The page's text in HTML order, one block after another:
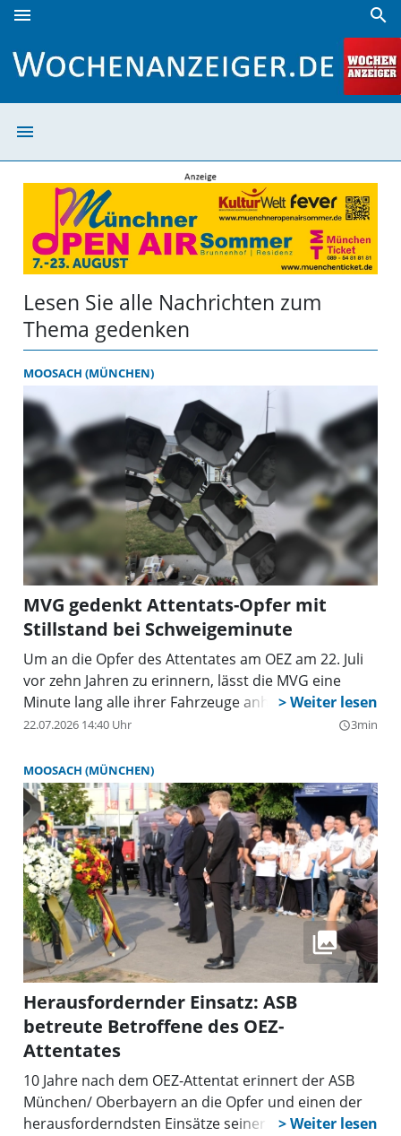
menu search
menu
Lesen Sie alle Nachrichten zum
Thema gedenken
MOOSACH (MÜNCHEN)
MVG gedenkt Attentats-Opfer mit
Stillstand bei Schweigeminute
Um an die Opfer des Attentates am OEZ am 22. Juli
vor zehn Jahren zu erinnern, lässt die MVG eine
Minute lang alle ihrer Fahrzeuge anhalten.
22.07.2026 14:40 Uhr query_builder3min
MOOSACH (MÜNCHEN)
Herausfordernder Einsatz: ASB
betreute Betroffene des OEZ-
Attentates
10 Jahre nach dem OEZ-Attentat erinnert der ASB
München/ Oberbayern an die Opfer und einen der
herausforderndsten Einsätze seiner Geschichte.